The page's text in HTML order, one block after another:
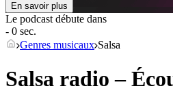
En savoir plus
Le podcast débute dans
- 0 sec.
Genres musicaux Salsa
Salsa radio –